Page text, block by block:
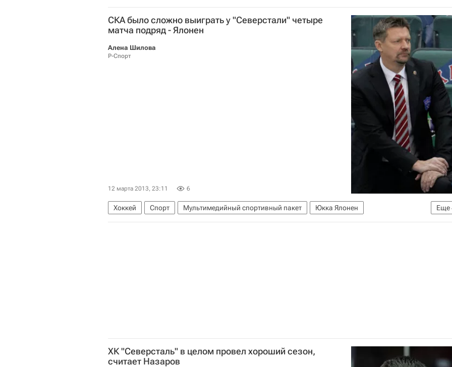
МИД Сирии
СКА было сложно выиграть у "Северстали" четыре
матча подряд - Ялонен
Алена Шилова
Р-Спорт
12 марта 2013, 23:11 6
Еще
Хоккей Спорт Мультимедийный спортивный пакет
Юкка Ялонен
Питерский СКА без проблем выиграл серию до 4-х побед у череповецкой "Северстали" в 1/4 финала плей-офф КХЛ
ХК "Северсталь" в целом провел хороший сезон,
считает Назаров